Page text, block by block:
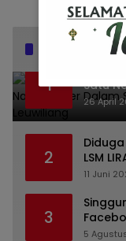
Popular
1
Dr.
Satu
26 April
2
LSM
11 Juni
3
PDA
5